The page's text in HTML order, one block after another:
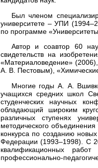
Был членом
университете – УПИ
по программе
Автор и соавтор 60
свидетельств на
«Материаловедение»
А. В. Пестовым),
Многие годы А. А.
учащихся средних школ
студенческих научных
обладающий широким
различных ступенях
методического
конкурса по созданию
Федерации (1993–1998). С
квалификационных работ
профессионально-